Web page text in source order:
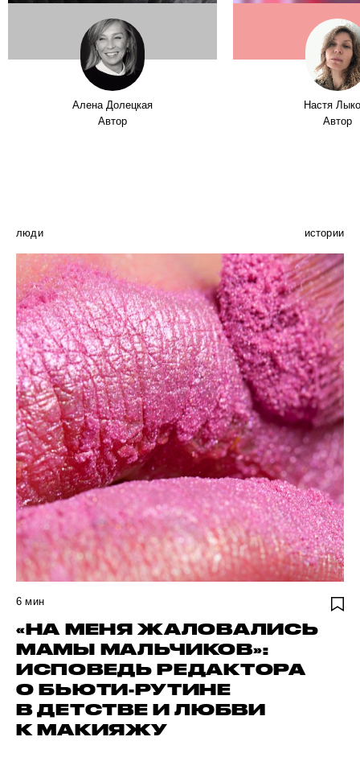
Алена Долецкая
Автор
Настя
Автор
люди истории
6 мин
«НА МЕНЯ ЖАЛОВАЛИСЬ
МАМЫ МАЛЬЧИКОВ»:
ИСПОВЕДЬ РЕДАКТОРА
О БЬЮТИ-РУТИНЕ
В ДЕТСТВЕ И ЛЮБВИ
К МАКИЯЖУ